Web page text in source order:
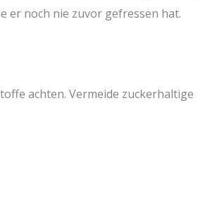
er noch nie zuvor gefressen hat.
achten. Vermeide zuckerhaltige